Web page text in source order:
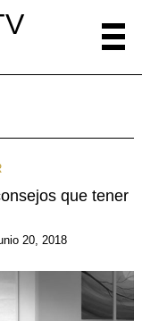
que tener
20, 2018